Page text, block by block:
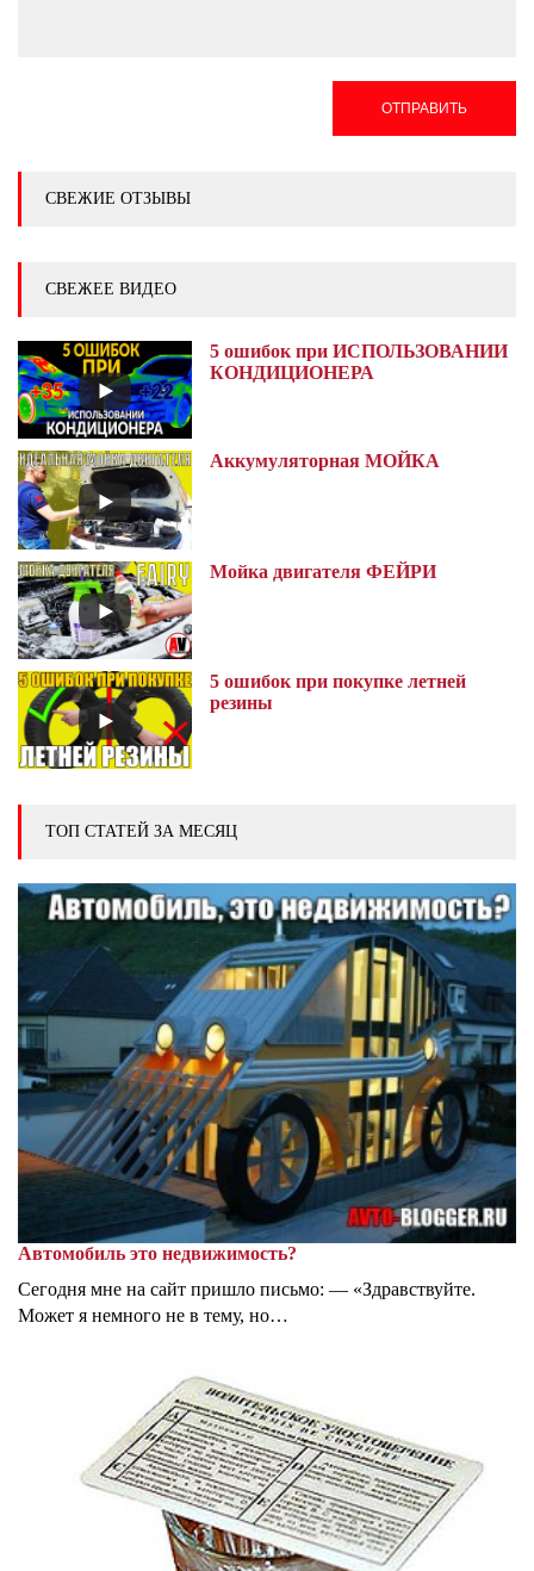
ОТПРАВИТЬ
СВЕЖИЕ ОТЗЫВЫ
СВЕЖЕЕ ВИДЕО
5 ошибок при ИСПОЛЬЗОВАНИИ
КОНДИЦИОНЕРА
Аккумуляторная МОЙКА
Мойка двигателя ФЕЙРИ
5 ошибок при покупке летней
резины
ТОП СТАТЕЙ ЗА МЕСЯЦ
Автомобиль это недвижимость?
Сегодня мне на сайт пришло письмо: — «Здравствуйте.
Может я немного не в тему, но…